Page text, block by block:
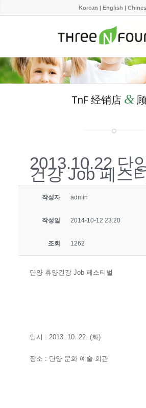
Korean |English |
TnF 经销店 &
2013.10.22 단
건강 Job 페스
작성자 admin
작성일 2014-10-12 23:20
조회 1262
단양 휴양건강 Job 페스티벌
일시 : 2013. 10. 22. (화)
장소 : 단양 문화 예술 회관